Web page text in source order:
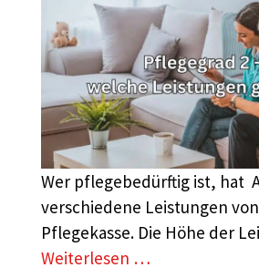
Wer pflegebedürftig ist, hat
verschiedene Leistungen
Pflegekasse. Die Höhe der
Weiterlesen …